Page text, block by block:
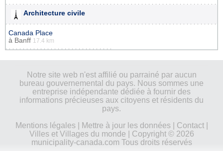
Architecture civile
Canada Place
à Banff 17.4 km
Notre site web n'est affilié ou parrainé par aucun
bureau gouvernemental du pays. Nous sommes une
entreprise indépendante dédiée à fournir des
informations précieuses aux citoyens et résidents du
pays.
Mentions légales| Mettre à jour les données| Contact|
Villes et Villages du monde | Copyright © 2026
municipality-canada.com Tous droits réservés